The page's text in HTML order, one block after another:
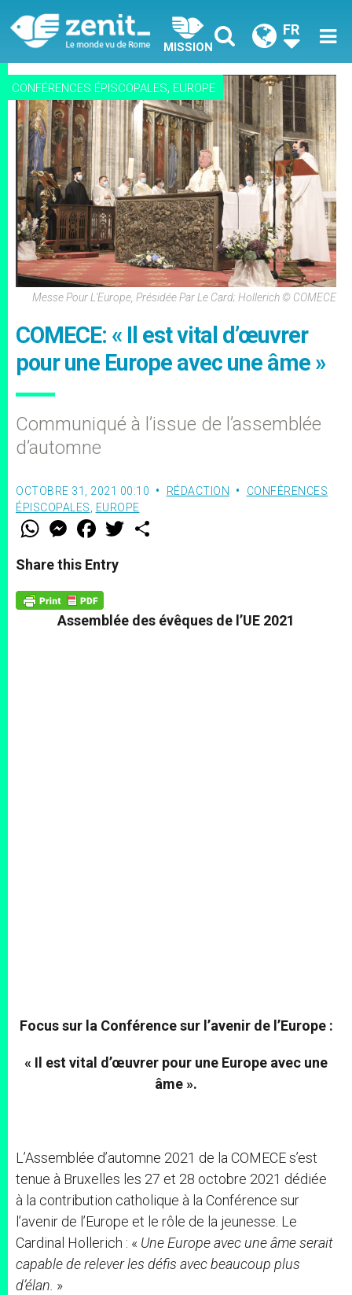
MISSION
FR
CONFÉRENCES ÉPISCOPALES, EUROPE
Messe Pour L'Europe, Présidée Par Le Card; Hollerich © COMECE
COMECE: « Il est vital d’œuvrer
pour une Europe avec une âme »
Communiqué à l’issue de l’assemblée
d’automne
OCTOBRE 31, 2021 00:10 RÉDACTION
CONFÉRENCES
ÉPISCOPALES, EUROPE
W
t
s
p
p
M
e
s
e
g
e
r
F
a
e
b
o
k
w
Share this Entry
Assemblée des évêques de l’UE 2021
Focus sur la Conférence sur l’avenir de l’Europe :
« Il est vital d’œuvrer pour une Europe avec une
âme ».
L’Assemblée d’automne 2021 de la COMECE s’est
tenue à Bruxelles les 27 et 28 octobre 2021 dédiée
à la contribution catholique à la Conférence sur
l’avenir de l’Europe et le rôle de la jeunesse. Le
Cardinal Hollerich : « Une Europe avec une âme serait
capable de relever les défis avec beaucoup plus
d’élan. »